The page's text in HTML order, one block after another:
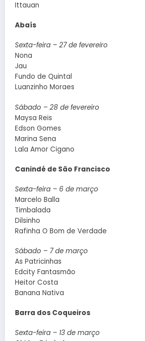
Ittauan
Abaís
Sexta-feira – 27 de fevereiro
Nona
Jau
Fundo de Quintal
Luanzinho Moraes
Sábado – 28 de fevereiro
Maysa Reis
Edson Gomes
Marina Sena
Lala Amor Cigano
Canindé de São Francisco
Sexta-feira – 6 de março
Marcelo Balla
Timbalada
Dilsinho
Rafinha O Bom de Verdade
Sábado – 7 de março
As Patricinhas
Edcity Fantasmão
Heitor Costa
Banana Nativa
Barra dos Coqueiros
Sexta-feira – 13 de março